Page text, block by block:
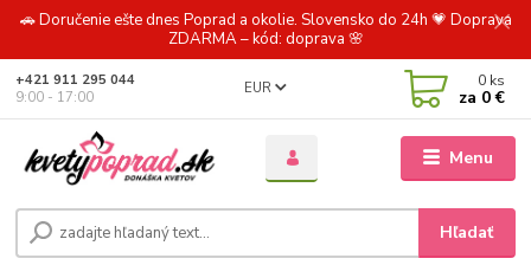
🚗 Doručenie ešte dnes Poprad a okolie. Slovensko do 24h 💗 Doprava
ZDARMA – kód: doprava 🌸
Menu
EUR
Hľadať
+421 911 295 044
9:00 - 17:00
0 ks
za 0 €